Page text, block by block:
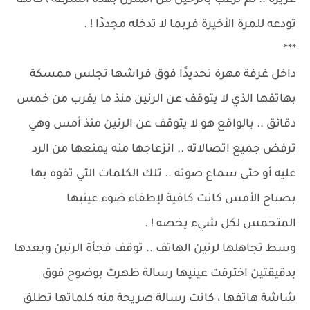
تودعه للمرة الأخيرة فربما لا تدخله مجددًا ! .
***
داخل غرفة مهرة تحديدًا فوق فراشها تجلس ممسكة
بهاتفها الذي لا يتوقف عن الرنين منذ ما يقرب من خمس
دقائق .. بالواقع هو لا يتوقف عن الرنين منذ أمس وهي
ترفض جميع اتصالاته .. انزعاجها منه يمنعها من الرد
عليه أو حتى سماع صوته .. تلك الكلمات التي تفوه بها
بصباح الأمس كانت كافية لإطفاء ضوء عينيها
المتحمس لكل شيء يخصه ! .
وسط تجاهلها لرنين الهاتف .. توقف فجأة الرنين وبعدها
بدقيقتين اخترقت عينيها رسالة ظهرت بوضوح فوق
شاشة هاتفها ، كانت رسالة صريحة منه كلماتها تطلق